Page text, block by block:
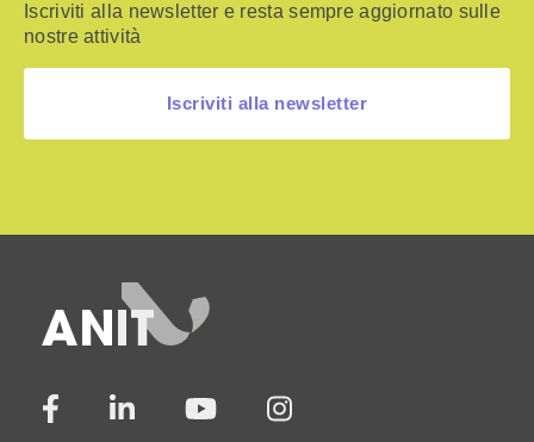
Iscriviti alla newsletter e resta sempre aggiornato sulle
nostre attività
Iscriviti alla newsletter